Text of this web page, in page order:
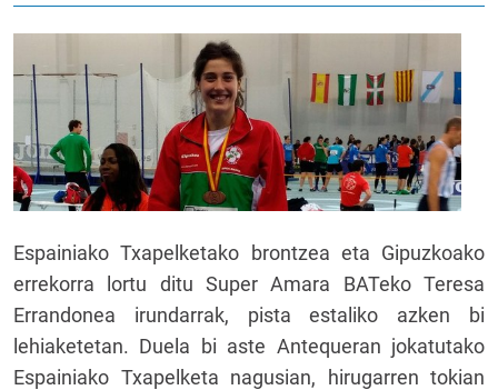
Espainiako Txapelketako brontzea eta Gipuzkoako
errekorra lortu ditu Super Amara BATeko Teresa
Errandonea irundarrak, pista estaliko azken bi
lehiaketetan. Duela bi aste Antequeran jokatutako
Espainiako Txapelketa nagusian, hirugarren tokian